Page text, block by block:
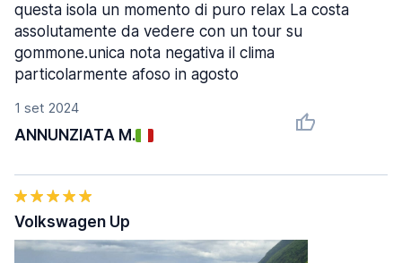
1 set 2024
ANNUNZIATA M.
questa isola un momento di puro relax La costa
assolutamente da vedere con un tour su
gommone.unica nota negativa il clima
particolarmente afoso in agosto
Volkswagen Up